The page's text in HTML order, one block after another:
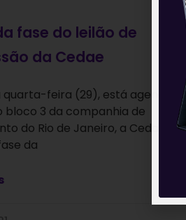
fase do leilão de
da Cedae
quarta-feira (29), está agendado
bloco 3 da companhia de
do Rio de Janeiro, a Cedae, na
da